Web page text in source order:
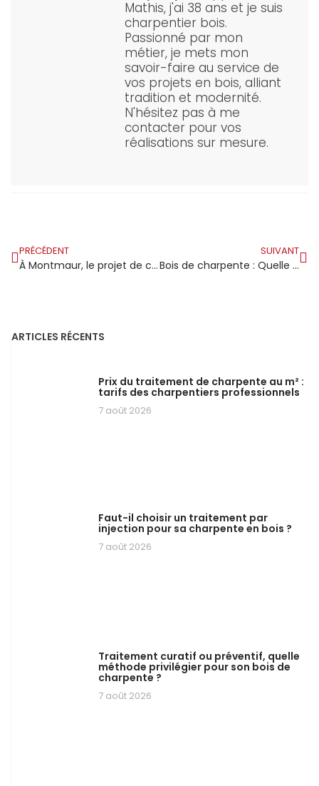
Mathis, j'ai 38 ans et je suis
charpentier bois.
Passionné par mon
métier, je mets mon
savoir-faire au service de
vos projets en bois, alliant
tradition et modernité.
N'hésitez pas à me
contacter pour vos
réalisations sur mesure.
PRÉCÉDENT
À Montmaur, le projet de construction d’Alpes Bois Collage commence en 2026
SUIVANT
Bois de charpente : Quelle est la signification des 3 lettres ?
ARTICLES RÉCENTS
Prix du traitement de charpente au m² :
tarifs des charpentiers professionnels
7 août 2026
Faut-il choisir un traitement par
injection pour sa charpente en bois ?
7 août 2026
Traitement curatif ou préventif, quelle
méthode privilégier pour son bois de
charpente ?
7 août 2026